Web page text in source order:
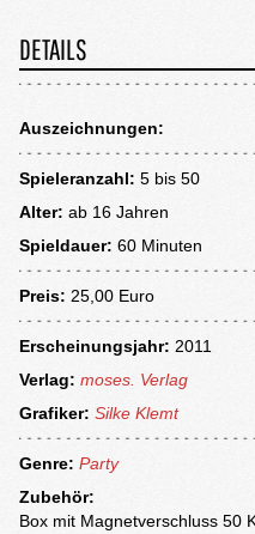
DETAILS
Auszeichnungen:
Spieleranzahl: 5 bis 50
Alter: ab 16 Jahren
Spieldauer: 60 Minuten
Preis: 25,00 Euro
Erscheinungsjahr: 2011
Verlag: moses. Verlag
Grafiker: Silke Klemt
Genre: Party
Zubehör:
Box mit Magnetverschluss 50